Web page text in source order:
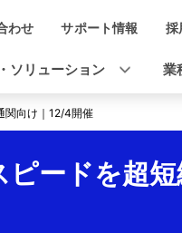
わせ サポート情報 採
ソリューション 業
関向け｜12/4開催
ードを超短